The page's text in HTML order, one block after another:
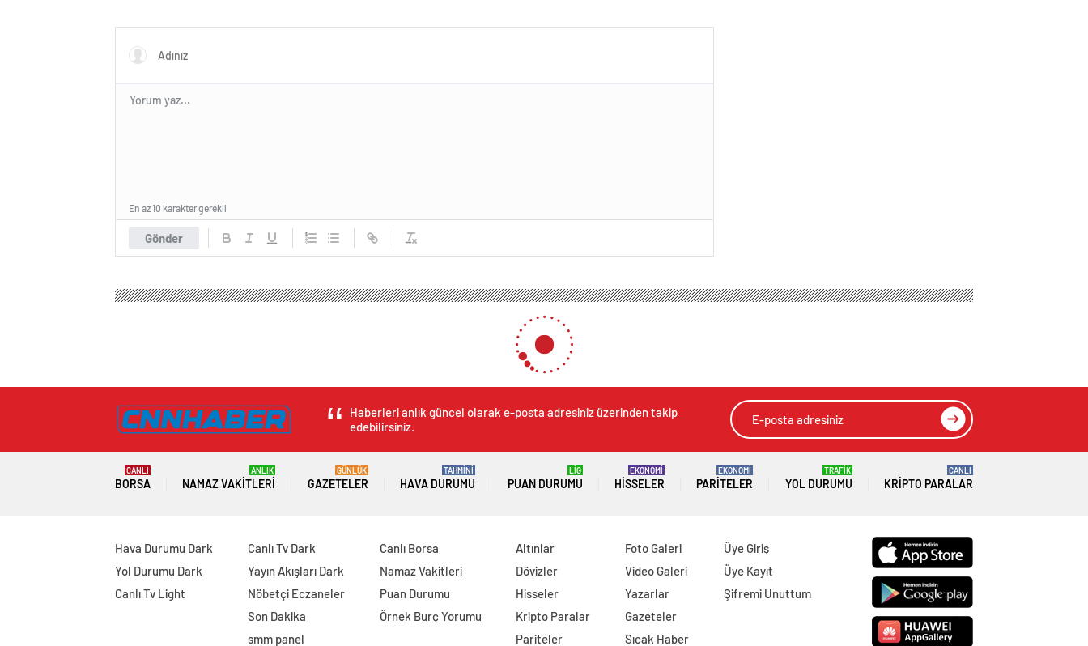
Gönder
En az 10 karakter gerekli
Haberleri anlık güncel olarak e-posta adresiniz üzerinden takip
edebilirsiniz.
BORSA
CANLI
NAMAZ VAKITLERI
ANLIK
GAZETELER
GÜNLÜK
HAVA DURUMU
TAHMİNİ
PUAN DURUMU
LİG
HISSELER
EKONOMİ
PARITELER
EKONOMİ
YOL DURUMU
TRAFİK
KRIPTO PARALAR
CANLI
Hava Durumu Dark
Yol Durumu Dark
Canlı Tv Light
Canlı Tv Dark
Yayın Akışları Dark
Nöbetçi Eczaneler
Son Dakika
smm panel
Canlı Borsa
Namaz Vakitleri
Puan Durumu
Örnek Burç Yorumu
Altınlar
Dövizler
Hisseler
Kripto Paralar
Pariteler
Foto Galeri
Video Galeri
Yazarlar
Gazeteler
Sıcak Haber
Üye Giriş
Üye Kayıt
Şifremi Unuttum